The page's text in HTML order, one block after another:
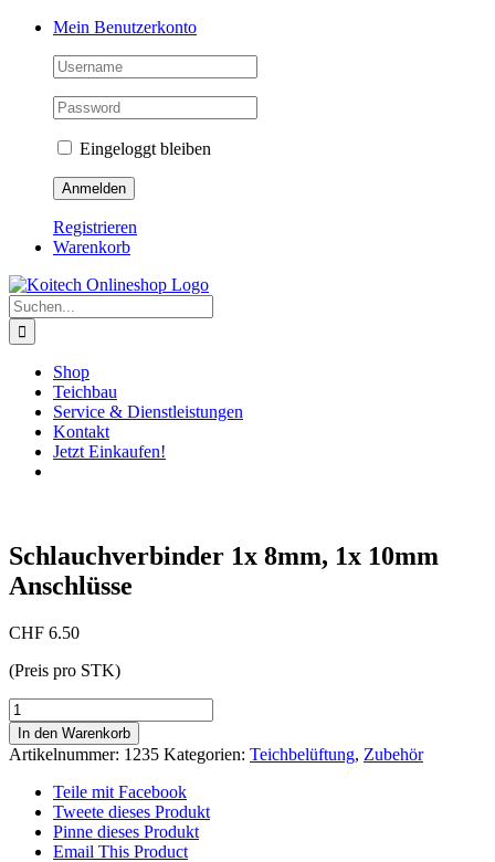
Skip
Mein Benutzerkonto
Eingeloggt bleiben
Registrieren
Warenkorb
Suche
nach:
Shop
Teichbau
Service & Dienstleistungen
Kontakt
Jetzt Einkaufen!
Schlauchverbinder 1x 8mm, 1x 10mm
Anschlüsse
CHF 6.50
(Preis pro STK)
Schlauchverbinder
1x
8mm,
1x
10mm
Anschlüsse
Menge
In den Warenkorb
Artikelnummer: 1235 Kategorien: Teichbelüftung, Zubehör
Teile mit Facebook
Tweete dieses Produkt
Pinne dieses Produkt
Email This Product